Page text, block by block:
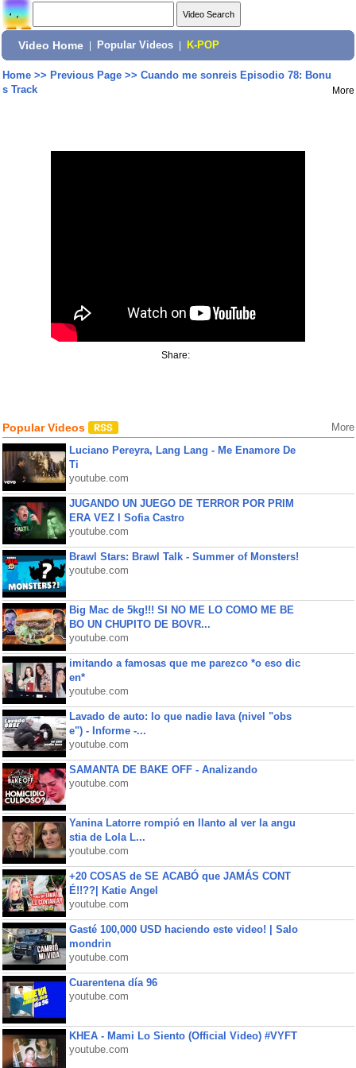
Video Home Popular Videos K-POP
Home>> Previous Page>> Cuando me sonreis Episodio 78: Bonu
s Track
More
Share:
Popular Videos More
Luciano Pereyra, Lang Lang - Me Enamore De
Ti
youtube.com
JUGANDO UN JUEGO DE TERROR POR PRIM
ERA VEZ l Sofia Castro
youtube.com
Brawl Stars: Brawl Talk - Summer of Monsters!
youtube.com
Big Mac de 5kg!!! SI NO ME LO COMO ME BE
BO UN CHUPITO DE BOVR...
youtube.com
imitando a famosas que me parezco *o eso dic
en*
youtube.com
Lavado de auto: lo que nadie lava (nivel "obs
e") - Informe -...
youtube.com
SAMANTA DE BAKE OFF - Analizando
youtube.com
Yanina Latorre rompió en llanto al ver la angu
stia de Lola L...
youtube.com
+20 COSAS de SE ACABÓ que JAMÁS CONT
É!!??| Katie Angel
youtube.com
Gasté 100,000 USD haciendo este video! | Salo
mondrin
youtube.com
Cuarentena día 96
youtube.com
KHEA - Mami Lo Siento (Official Video) #VYFT
youtube.com